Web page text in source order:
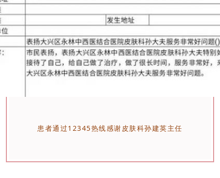
患者通过12345热线感谢皮肤科孙建英主任